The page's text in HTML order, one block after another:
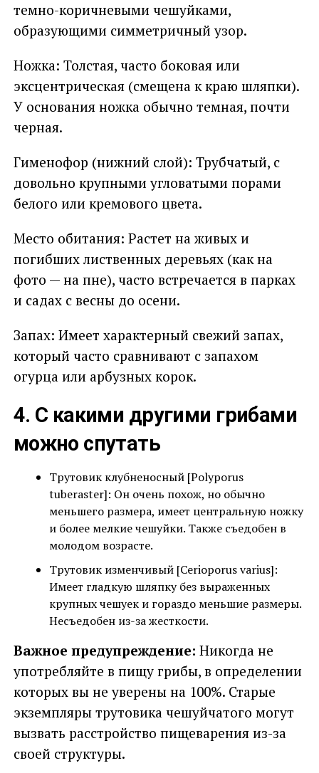
темно-коричневыми чешуйками,
образующими симметричный узор.
Ножка: Толстая, часто боковая или
эксцентрическая (смещена к краю шляпки).
У основания ножка обычно темная, почти
черная.
Гименофор (нижний слой): Трубчатый, с
довольно крупными угловатыми порами
белого или кремового цвета.
Место обитания: Растет на живых и
погибших лиственных деревьях (как на
фото — на пне), часто встречается в парках
и садах с весны до осени.
Запах: Имеет характерный свежий запах,
который часто сравнивают с запахом
огурца или арбузных корок.
4. С какими другими грибами
можно спутать
Трутовик клубненосный [Polyporus
tuberaster]: Он очень похож, но обычно
меньшего размера, имеет центральную ножку
и более мелкие чешуйки. Также съедобен в
молодом возрасте.
Трутовик изменчивый [Cerioporus varius]:
Имеет гладкую шляпку без выраженных
крупных чешуек и гораздо меньшие размеры.
Несъедобен из-за жесткости.
Важное предупреждение: Никогда не
употребляйте в пищу грибы, в определении
которых вы не уверены на 100%. Старые
экземпляры трутовика чешуйчатого могут
вызвать расстройство пищеварения из-за
своей структуры.